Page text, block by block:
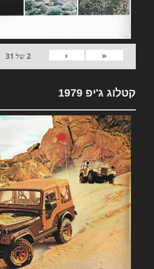
«
‹
2של 31
קטלוג ג'יפ 1979